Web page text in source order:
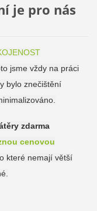
je pro nás
jsme vždy na práci
bylo znečištění
zdarma
cenovou
které nemají větší